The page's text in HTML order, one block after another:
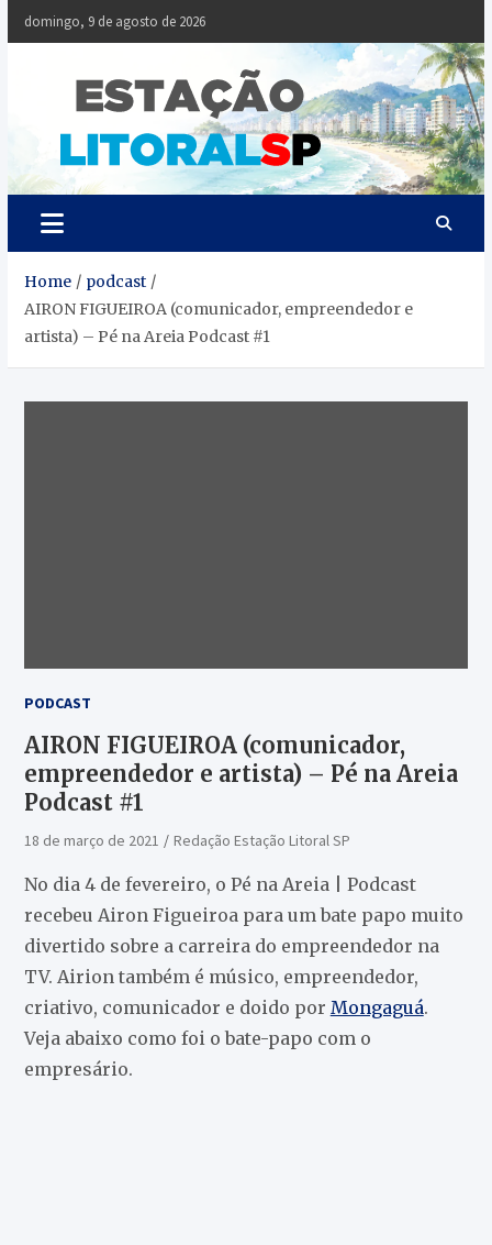
Skip
domingo, 9 de agosto de 2026
Litoral
Notícias da
Baixada Santista
Home
podcast
AIRON FIGUEIROA (comunicador, empreendedor e
artista) – Pé na Areia Podcast #1
PODCAST
AIRON FIGUEIROA (comunicador,
empreendedor e artista) – Pé na Areia
Podcast #1
18 de março de 2021 Redação Estação Litoral SP
No dia 4 de fevereiro, o Pé na Areia | Podcast
recebeu Airon Figueiroa para um bate papo muito
divertido sobre a carreira do empreendedor na
TV. Airion também é músico, empreendedor,
criativo, comunicador e doido por Mongaguá.
Veja abaixo como foi o bate-papo com o
empresário.